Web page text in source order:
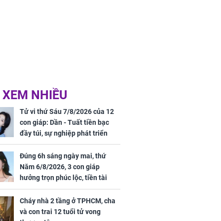
NHIỀU
Tử vi thứ Sáu 7/8/2026 của 12
con giáp: Dần - Tuất tiền bạc
đầy túi, sự nghiệp phát triển
hưng thịnh, Mão - Thân tài lộc
ảm đạm, mọi sự khó thành công
mỹ mãn
Đúng 6h sáng ngày mai, thứ
Năm 6/8/2026, 3 con giáp
hưởng trọn phúc lộc, tiền tài
tăng vọt, công danh sự nghiệp
thăng hạng không ngừng
Cháy nhà 2 tầng ở TPHCM, cha
và con trai 12 tuổi tử vong